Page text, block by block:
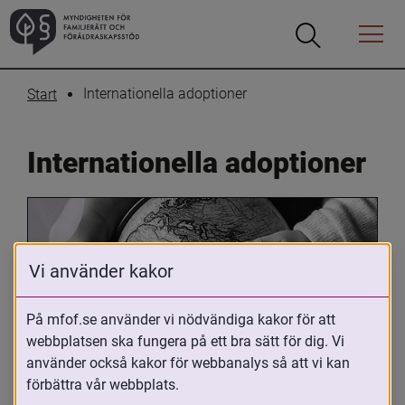
Öppna
Öppna
Menyn
Start Internationella adoptioner
Internationella adoptioner
Oavsett om du är adopterad,
adoptivförälder eller arbetar med
Vi använder kakor
På mfof.se använder vi nödvändiga kakor för att
webbplatsen ska fungera på ett bra sätt för dig. Vi
använder också kakor för webbanalys så att vi kan
förbättra vår webbplats.